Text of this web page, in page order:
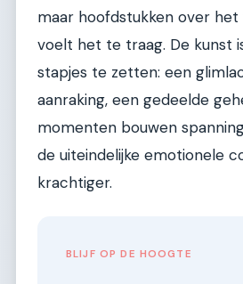
maar hoofdstukken over
voelt het te traag. De kunst
stapjes te zetten: een
aanraking, een gedeelde
momenten bouwen
de uiteindelijke emotionele
krachtiger.
BLIJF OP DE HOOGTE